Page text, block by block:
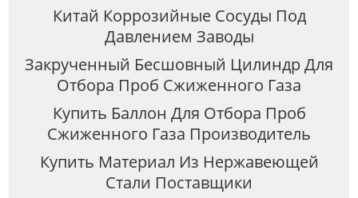
Китай Коррозийные Сосуды Под
Давлением Заводы
Закрученный Бесшовный Цилиндр Для
Отбора Проб Сжиженного Газа
Купить Баллон Для Отбора Проб
Сжиженного Газа Производитель
Купить Материал Из Нержавеющей
Стали Поставщики